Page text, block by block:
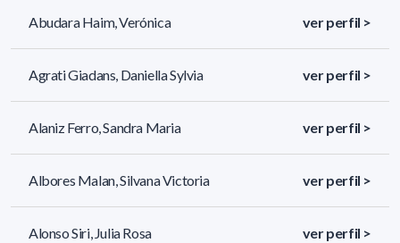
Abudara Haim, Verónica ver perfil >
Agrati Giadans, Daniella Sylvia ver perfil >
Alaniz Ferro, Sandra Maria ver perfil >
Albores Malan, Silvana Victoria ver perfil >
Alonso Siri, Julia Rosa ver perfil >